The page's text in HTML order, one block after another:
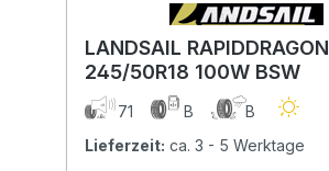
LANDSAIL RAPIDDRAGON
245/50R18 100W BSW
71 B
B
Lieferzeit: ca. 3 - 5 Werktage